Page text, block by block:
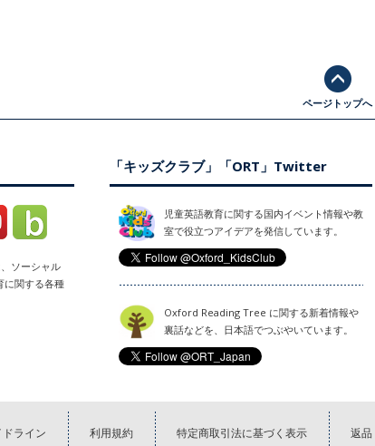
ページトップへ
ソーシャル
に関する各種
「キッズクラブ」「ORT」Twitter
児童英語教育に関する国内イベント情報や教
室で役立つアイデアを発信しています。
Oxford Reading Tree に関する新着情報や
裏話などを、日本語でつぶやいています。
ライン 利用規約 特定商取引法に基づく表示 返品